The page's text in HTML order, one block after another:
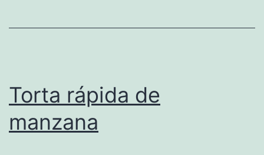
Torta rápida de
manzana